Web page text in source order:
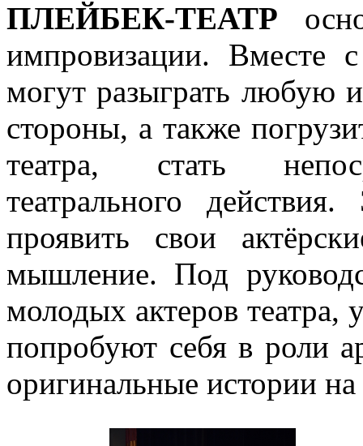
ПЛЕЙБЕК-ТЕАТР
импровизации. Вместе
могут разыграть любую
стороны, а также
театра, стать
театрального
проявить свои
мышление. Под
молодых актеров театра,
попробуют себя в роли
оригинальные истории